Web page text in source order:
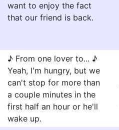
want to enjoy the fact
that our friend is back.
♪ From one lover to... ♪
Yeah, I'm hungry, but we
can't stop for more than
a couple minutes in the
first half an hour or he'll
wake up.